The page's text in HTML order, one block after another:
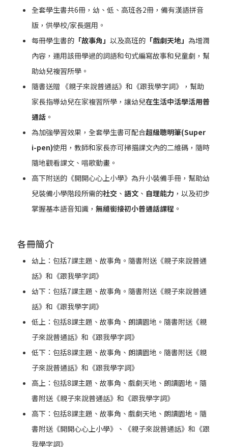
全套學生書共6冊，幼、低、高班各2冊，備有漢語拼音
版，供學校/家長選用。
每冊學生書的「故事角」 以及高班的「戲劇天地」 為增潤
內容，運用該冊學過的詞語和句式編寫故事和兒童劇，幫
助幼兒複習所學。
隨書送贈 《親子來說普通話》和《跟我學字詞》，幫助
家長指導幼兒在家複習所學，讓幼兒在生活中活學活用普
通話。
為加強學習效果，全套學生書可配合超級聰明筆(Super
i-pen)使用，教師和家長亦可掃描課文內的二維碼，隨時
隨地觀看課文、唱歌動畫。
高下附送的《開開心心上小學》為升小裝備手冊，幫助幼
兒裝備小學階段所需的社交、 語文、 自理能力 ，以及初步
掌握基本語音知識， 無縫銜接初小普通話課程 。
各冊簡介
幼上：包括7課主題、故事角。隨書附送《親子來說普通
話》和《跟我學字詞》
幼下：包括7課主題、故事角。隨書附送《親子來說普通
話》和《跟我學字詞》
低上：包括8課主題、故事角、朗讀園地。隨書附送《親
子來說普通話》和《跟我學字詞》
低下：包括8課主題、故事角、朗讀園地。隨書附送《親
子來說普通話》和《跟我學字詞》
高上：包括8課主題、故事角、戲劇天地、朗讀園地。隨
書附送《親子來說普通話》和《跟我學字詞》
高下：包括8課主題、故事角、戲劇天地、朗讀園地。隨
書附送《開開心心上小學》、《親子來說普通話》和《跟
我學字詞》